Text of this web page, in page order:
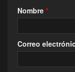
Nombre *
Correo